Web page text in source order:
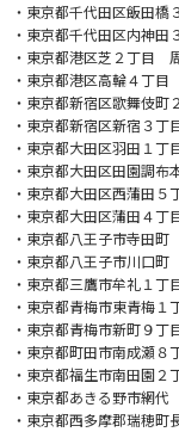
・東京都千代田区飯田
・東京都千代田区内神
・東京都港区芝２丁目
・東京都港区高輪４丁
・東京都新宿区歌舞伎
・東京都新宿区新宿３
・東京都大田区羽田１
・東京都大田区田園調
・東京都大田区西蒲田
・東京都大田区蒲田４
・東京都八王子市寺田
・東京都八王子市川口
・東京都三鷹市牟礼１
・東京都青梅市東青梅
・東京都青梅市新町９
・東京都町田市南成瀬
・東京都福生市南田園
・東京都あきる野市網
・東京都西多摩郡瑞穂